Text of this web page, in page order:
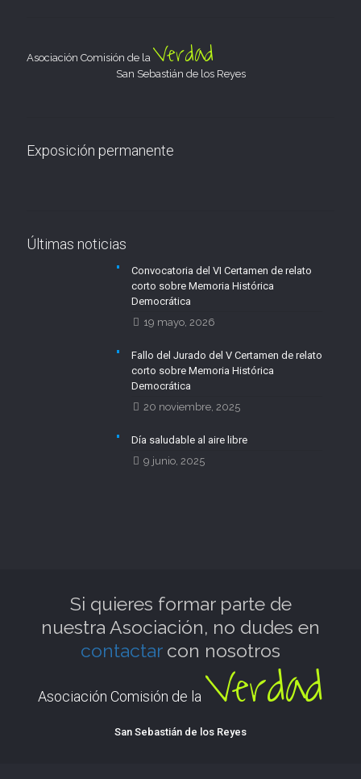
Asociación Comisión de la Verdad
San Sebastián de los Reyes
Exposición permanente
Últimas noticias
Convocatoria del VI Certamen de relato
corto sobre Memoria Histórica
Democrática
19 mayo, 2026
Fallo del Jurado del V Certamen de relato
corto sobre Memoria Histórica
Democrática
20 noviembre, 2025
Día saludable al aire libre
9 junio, 2025
Si quieres formar parte de
nuestra Asociación, no dudes en
contactarcon nosotros
Asociación Comisión de la Verdad
San Sebastián de los Reyes